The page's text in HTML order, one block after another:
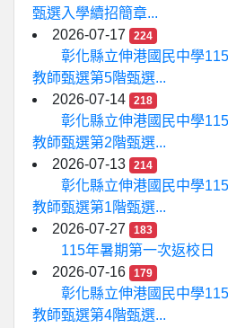
甄選入學續招簡章...
2026-07-17
224
彰化縣立伸港國民中學
教師甄選第5階甄選...
2026-07-14
218
彰化縣立伸港國民中學
教師甄選第2階甄選...
2026-07-13
214
彰化縣立伸港國民中學
教師甄選第1階甄選...
2026-07-27
183
115年暑期第一次返校日
2026-07-16
179
彰化縣立伸港國民中學
教師甄選第4階甄選...